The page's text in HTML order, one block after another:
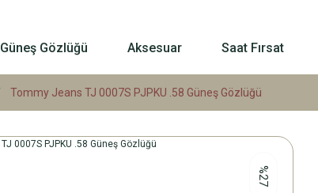
Güneş Gözlüğü Aksesuar Saat Fırsat
Tommy Jeans TJ 0007S PJPKU .58 Güneş Gözlüğü
%27